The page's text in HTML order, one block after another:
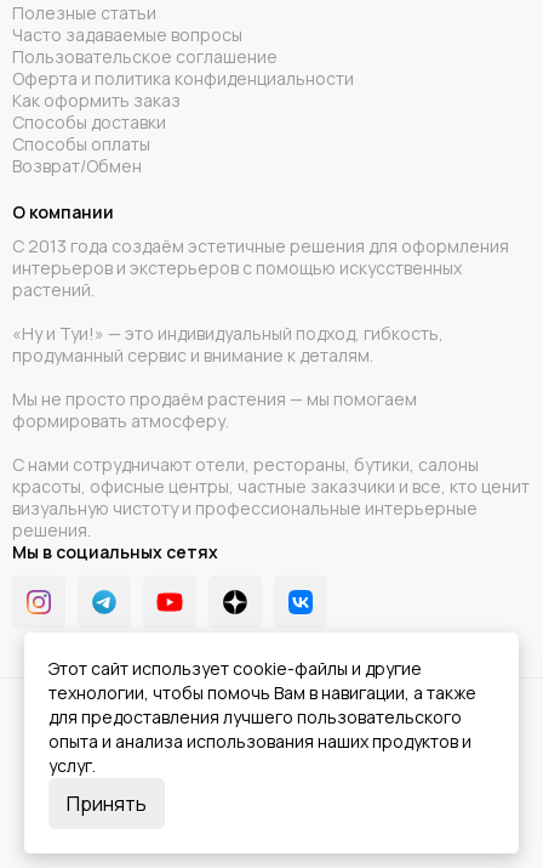
Полезные статьи
Часто задаваемые вопросы
Пользовательское соглашение
Оферта и политика конфиденциальности
Как оформить заказ
Способы доставки
Способы оплаты
Возврат/Обмен
О компании
С 2013 года создаём эстетичные решения для оформления
интерьеров и экстерьеров с помощью искусственных
растений.
«Ну и Туи!» — это индивидуальный подход, гибкость,
продуманный сервис и внимание к деталям.
Мы не просто продаём растения — мы помогаем
формировать атмосферу.
С нами сотрудничают отели, рестораны, бутики, салоны
красоты, офисные центры, частные заказчики и все, кто ценит
визуальную чистоту и профессиональные интерьерные
решения.
Мы в социальных сетях
2026 © Ну и Туи!.Карта сайта
Этот сайт использует cookie-файлы и другие
технологии, чтобы помочь Вам в навигации, а также
для предоставления лучшего пользовательского
опыта и анализа использования наших продуктов и
услуг.
Принять